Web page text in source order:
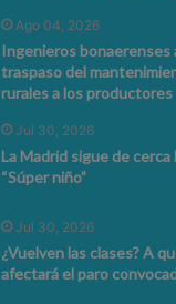
Ago 04, 2026
Ingenieros bonaerenses
traspaso del
rurales a los productores
Jul 30, 2026
La Madrid sigue de
“Súper niño”
Jul 30, 2026
¿Vuelven las clases? A
afectará el paro